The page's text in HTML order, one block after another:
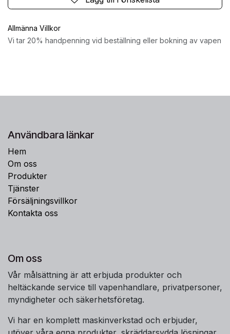
Allmänna Villkor
Vi tar 20% handpenning vid beställning eller bokning av vapen
Användbara länkar
Hem
Om oss
Produkter
Tjänster
Försäljningsvillkor
Kontakta oss
Om oss
Vår målsättning är att erbjuda produkter och
heltäckande service till vapenhandlare, privatpersoner,
myndigheter och säkerhetsföretag.
Vi har en komplett maskinverkstad och erbjuder,